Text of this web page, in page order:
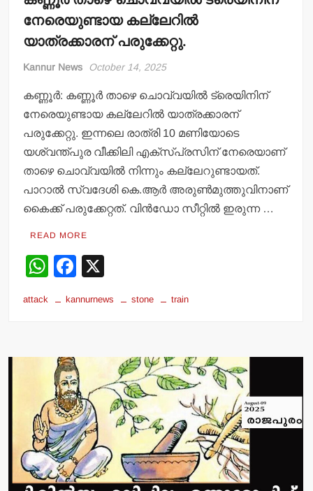
നേരെയുണ്ടായ കല്ലേറില്‍
യാത്രക്കാരന് പരുക്കേറ്റു.
Kannur News October 14, 2025
കണ്ണൂര്‍: കണ്ണൂര്‍ താഴെ ചൊവ്വയില്‍ ട്രെയിനിന്
നേരെയുണ്ടായ കല്ലേറില്‍ യാത്രക്കാരന്
പരുക്കേറ്റു. ഇന്നലെ രാത്രി 10 മണിയോടെ
യശ്വന്ത്പുര വീക്കിലി എക്‌സ്പ്രസിന് നേരെയാണ്
താഴെ ചൊവ്വയില്‍ നിന്നും കല്ലേറുണ്ടായത്.
പാറാല്‍ സ്വദേശി കെ.ആര്‍ അരുണ്‍മുത്തുവിനാണ്
കൈക്ക് പരുക്കേറ്റത്. വിന്‍ഡോ സീറ്റില്‍ ഇരുന്ന …
READ MORE
W
at
A
p
p
F
c
b
o
o
k
attack kannurnews stone train